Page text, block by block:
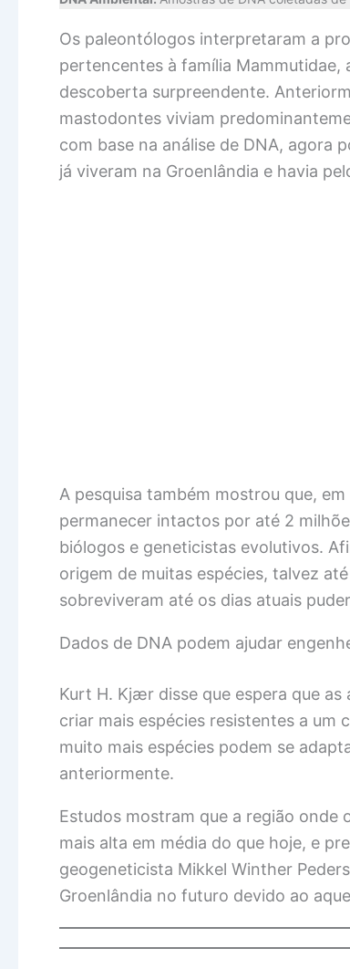
Os paleontólogos interpretaram a
pertencentes à família Mammutidae,
descoberta surpreendente.
mastodontes viviam
com base na análise de DNA, agora
já viveram na Groenlândia e havia
A pesquisa também mostrou que,
permanecer intactos por até 2
biólogos e geneticistas evolutivos.
origem de muitas espécies, talvez
sobreviveram até os dias atuais
Dados de DNA podem ajudar
Kurt H. Kjær disse que espera que
criar mais espécies resistentes a um
muito mais espécies podem se
anteriormente.
Estudos mostram que a região onde
mais alta em média do que hoje, e
geogeneticista Mikkel Winther
Groenlândia no futuro devido ao